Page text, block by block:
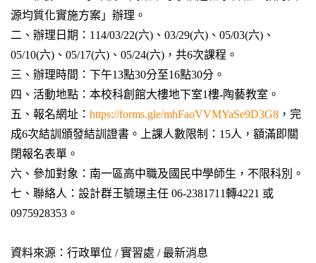
源均質化實施方案」辦理。
二、辦理日期：114/03/22(六)、03/29(六)、05/03(六)、
05/10(六)、05/17(六)、05/24(六)，共6次課程。
三、辦理時間：下午13點30分至16點30分。
四、活動地點：本校科創館大樓地下室1樓-陶藝教室。
五、報名網址： https://forms.gle/mhFaoVVMYaSe9D3G8 ，完
成6次結訓頒發結訓證書。上課人數限制：15人，額滿即關
閉報名表單。
六、參加對象：南一區高中職及國民中學師生，不限科別。
七、聯絡人：設計群王毓璟主任 06-2381711轉4221 或
0975928353。
資料來源：行政單位 / 實習處 / 最新消息